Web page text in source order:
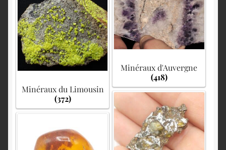
Minéraux d'Auvergne
(418)
Minéraux du Limousin
(372)